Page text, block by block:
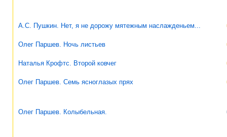
А.С. Пушкин. Нет, я не дорожу мятежным наслажденьем...
Олег Паршев. Ночь листьев
Наталья Крофтс. Второй ковчег
Олег Паршев. Семь ясноглазых прях
Олег Паршев. Колыбельная.